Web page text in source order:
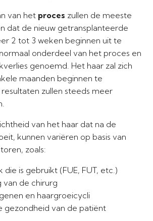
van het proces zullen de meeste
dat de nieuw getransplanteerde
2 tot 3 weken beginnen uit te
onderdeel van het proces en
genoemd. Het haar zal zich
maanden beginnen te
zullen steeds meer
van het haar dat na de
kunnen variëren op basis van
zoals:
die is gebruikt (FUE, FUT, etc.)
van de chirurg
en haargroeicycli
gezondheid van de patiënt